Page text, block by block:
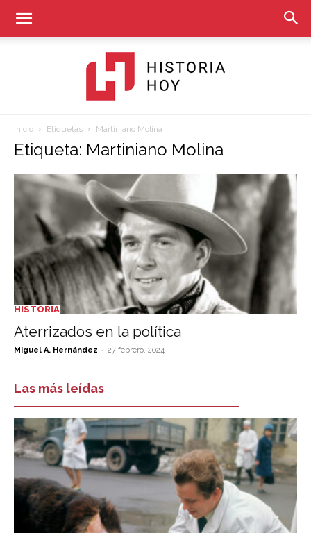
Historia
Inicio Etiquetas Martiniano Molina
Etiqueta: Martiniano Molina
HISTORIA
Aterrizados en la política
Miguel A. Hernández - 27 febrero, 2024
Las más leídas